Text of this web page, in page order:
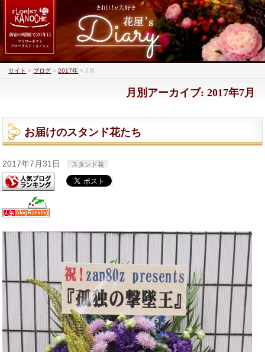
サイト > ブログ >2017年 >7月
月別アーカイブ: 2017年7月
お届けのスタンド花たち
2017年7月31日 スタンド花